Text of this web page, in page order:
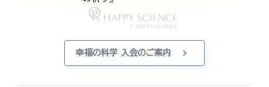
幸福の科学 入会のご案内 chevron_right